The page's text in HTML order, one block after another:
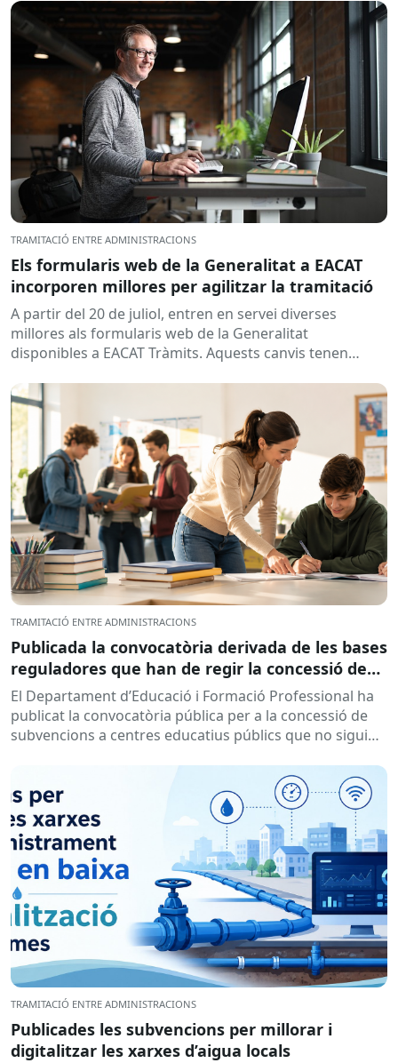
TRAMITACIÓ ENTRE ADMINISTRACIONS
Els formularis web de la Generalitat a EACAT
incorporen millores per agilitzar la tramitació
A partir del 20 de juliol, entren en servei diverses
millores als formularis web de la Generalitat
disponibles a EACAT Tràmits. Aquests canvis tenen
TRAMITACIÓ ENTRE ADMINISTRACIONS
Publicada la convocatòria derivada de les bases
reguladores que han de regir la concessió de
subvencions a centres educatius, per al
desenvolupament de programes de formació i
inserció, durant el curs 2026-2027
El Departament d’Educació i Formació Professional ha
publicat la convocatòria pública per a la concessió de
subvencions a centres educatius públics que no siguin
TRAMITACIÓ ENTRE ADMINISTRACIONS
Publicades les subvencions per millorar i
digitalitzar les xarxes d’aigua locals